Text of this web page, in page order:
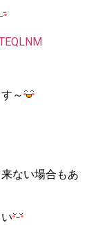
～
ない場合もあ